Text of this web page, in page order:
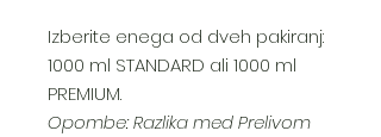
Izberite enega od dveh pakiranj:
1000 ml STANDARD ali 1000 ml
PREMIUM.
Opombe: Razlika med Prelivom